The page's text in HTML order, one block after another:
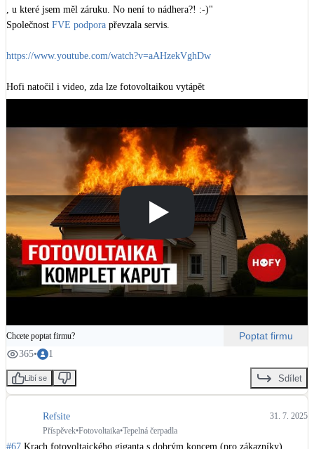
, u které jsem měl záruku. No není to nádhera?! :-)"
Společnost FVE podpora převzala servis.
https://www.youtube.com/watch?v=aAHzekVghDw
https://www.youtube.com/watch?v=wW77EfyHmOE
Chcete poptat firmu? Poptat firmu
365• 1
Libí se Sdílet
Refsite
31. 7. 2025
Příspěvek•Fotovoltaika•Tepelná čerpadla
#67 Krach fotovoltaického giganta s dobrým koncem (pro zákazníky)